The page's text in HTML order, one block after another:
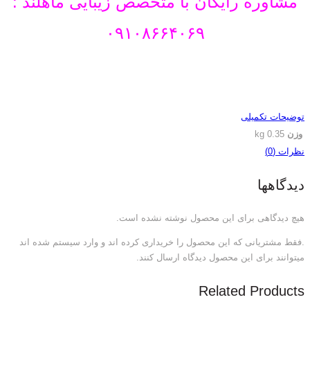
۰۹۱۰۸۶۶۴۰۶۹
توضیحات تکمیلی
وزن 0.35 kg
نظرات (0)
دیدگاهها
هیچ دیدگاهی برای این محصول نوشته نشده است.
.فقط مشتریانی که این محصول را خریداری کرده اند و وارد سیستم شده اند
میتوانند برای این محصول دیدگاه ارسال کنند.
Related Products